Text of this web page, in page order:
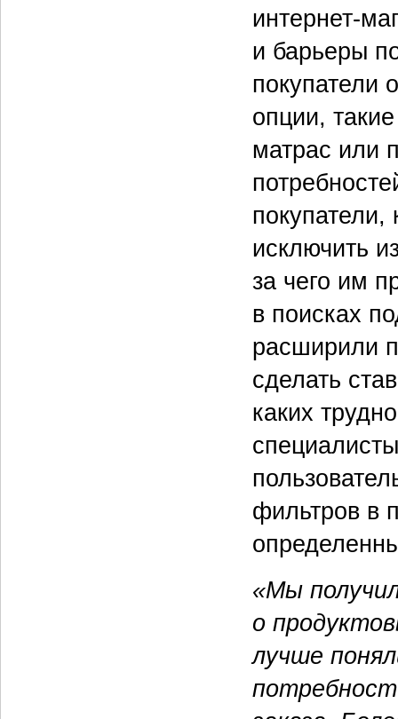
интернет-
и барьеры
покупатели
опции,
матрас или
исключить
за чего им
в поисках
расширили
сделать
каких
фильтров в
«Мы
о
лучше